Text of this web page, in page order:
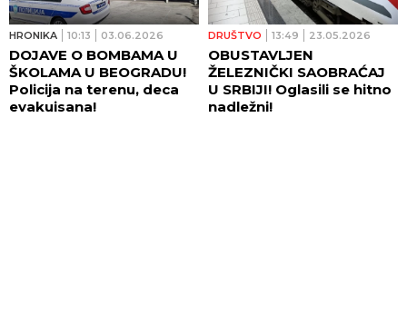
HRONIKA 10:13 03.06.2026
DOJAVE O BOMBAMA U
ŠKOLAMA U BEOGRADU!
Policija na terenu, deca
evakuisana!
DRUŠTVO 13:49 23.05.2026
OBUSTAVLJEN
ŽELEZNIČKI SAOBRAĆAJ
U SRBIJI! Oglasili se hitno
nadležni!